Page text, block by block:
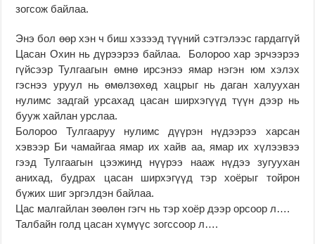
зогсож байлаа.
Энэ бол өөр хэн ч биш хэзээд түүний сэтгэлээс гардаггүй
Цасан Охин нь дүрээрээ байлаа. Болороо хар эрчээрээ
гүйсээр Тулгаагын өмнө ирсэнээ ямар нэгэн юм хэлэх
гэснээ уруул нь өмөлзөхөд хацрыг нь даган халуухан
нулимс задгай урсахад цасан ширхэгүүд түүн дээр нь
бууж хайлан урслаа.
Болороо Тулгааруу нулимс дүүрэн нүдээрээ харсан
хэвээр Би чамайгаа ямар их хайв аа, ямар их хүлээвээ
гээд Тулгаагын цээжинд нүүрээ нааж нүдээ зугуухан
анихад, будрах цасан ширхэгүүд тэр хоёрыг тойрон
бүжих шиг эргэлдэн байлаа.
Цас малгайлан зөөлөн гэгч нь тэр хоёр дээр орсоор л….
Талбайн голд цасан хүмүүс зогссоор л….